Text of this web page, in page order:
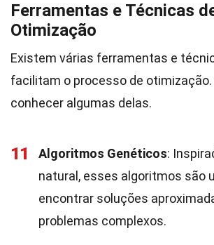
Ferramentas e Técnicas
Otimização
Existem várias ferramentas e
facilitam o processo de otimização.
conhecer algumas delas.
11 Algoritmos Genéticos:
natural, esses algoritmos são
encontrar soluções
problemas complexos.